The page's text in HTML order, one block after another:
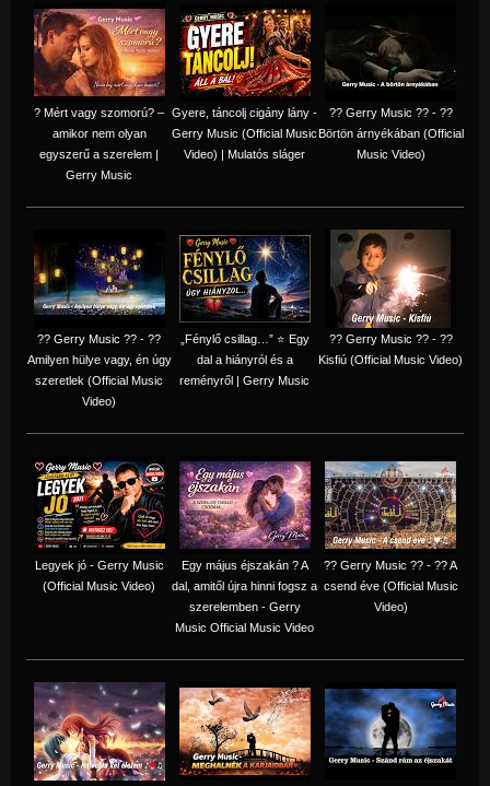
? Mért vagy szomorú? –
amikor nem olyan
egyszerű a szerelem |
Gerry Music
Gyere, táncolj cigány lány -
Gerry Music (Official Music
Video) | Mulatós sláger
?? Gerry Music ?? - ??
Börtön árnyékában (Official
Music Video)
?? Gerry Music ?? - ??
Amilyen hülye vagy, én úgy
szeretlek (Official Music
Video)
„Fénylő csillag…” ⭐ Egy
dal a hiányról és a
reményről | Gerry Music
?? Gerry Music ?? - ??
Kisfiú (Official Music Video)
Legyek jó - Gerry Music
(Official Music Video)
Egy május éjszakán ? A
dal, amitől újra hinni fogsz a
szerelemben - Gerry
Music Official Music Video
?? Gerry Music ?? - ?? A
csend éve (Official Music
Video)